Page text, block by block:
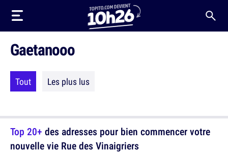
Gaetanooo
Tout Les plus lus
Top 20+ des adresses pour bien commencer votre
nouvelle vie Rue des Vinaigriers